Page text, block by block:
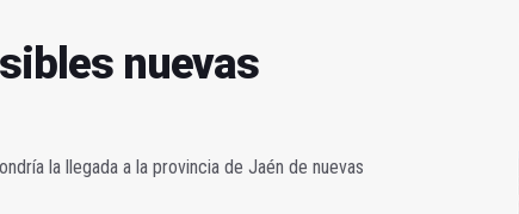
nuevas
la llegada a la provincia de Jaén de nuevas